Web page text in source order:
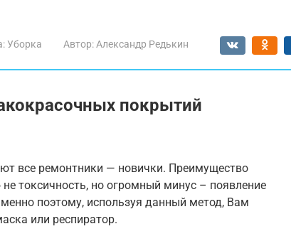
Уборка Автор: Александр Редькин
покрытий
все ремонтники — новички. Преимущество
не токсичность, но огромный минус – появление
поэтому, используя данный метод, Вам
или респиратор.